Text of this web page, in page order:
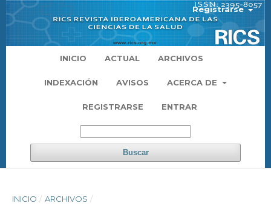
INICIO ACTUAL ARCHIVOS
INDEXACIÓN AVISOS ACERCA DE
REGISTRARSE ENTRAR
Buscar
Registrarse
INICIO / ARCHIVOS /